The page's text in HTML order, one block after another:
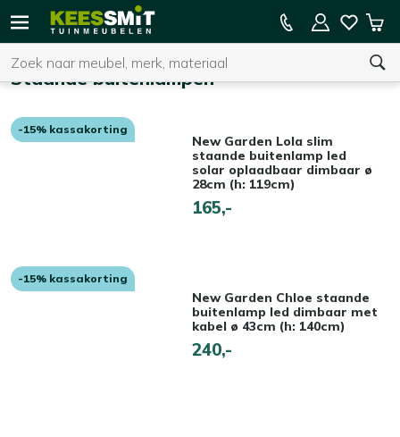
Kees
Tuinmeubelen
Zoeken
U heeft geen product(en) in uw winkelwagen.
15% kassakorting op de hele collectie
Staande buitenlampen
-15% kassakorting
New Garden Lola slim
staande buitenlamp led
solar oplaadbaar dimbaar ø
28cm (h: 119cm)
165,-
-15% kassakorting
New Garden Chloe staande
buitenlamp led dimbaar met
kabel ø 43cm (h: 140cm)
240,-